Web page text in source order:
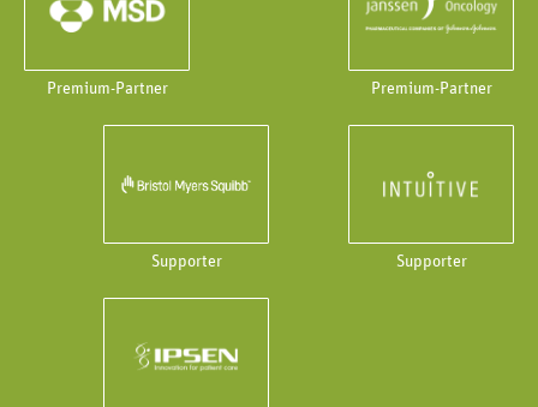
Premium-Partner Premium-Partner
Supporter Supporter